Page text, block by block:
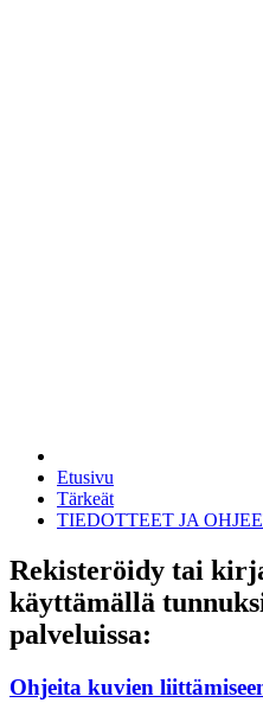
Etusivu
Tärkeät
TIEDOTTEET JA
Rekisteröidy tai
käyttämällä
palveluissa:
Ohjeita kuvien